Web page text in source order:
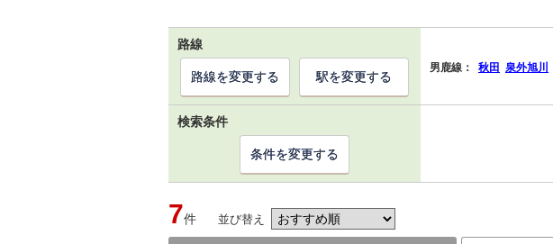
路線
男鹿線： 秋田 泉外旭川
路線を変更する 駅を変更する
検索条件
条件を変更する
7件 並び替え